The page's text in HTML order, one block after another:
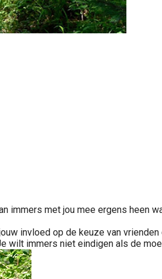
immers met jou mee ergens heen
invloed op de keuze van
wilt immers niet eindigen als de